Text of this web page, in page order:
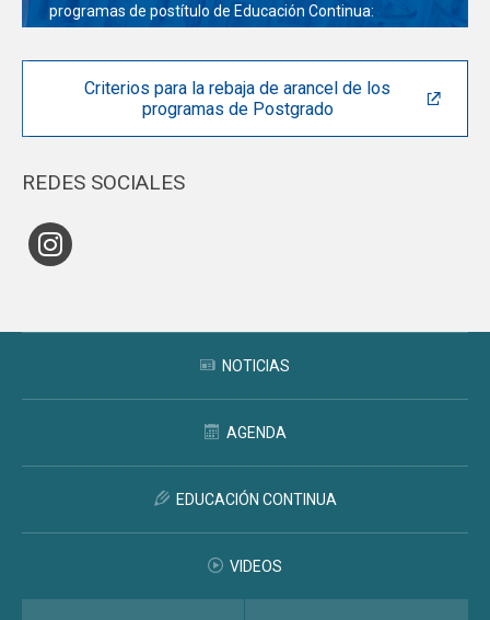
programas de postítulo de Educación Continua:
Criterios para la rebaja de arancel de los
programas de Postgrado
REDES SOCIALES
NOTICIAS
AGENDA
EDUCACIÓN CONTINUA
VIDEOS